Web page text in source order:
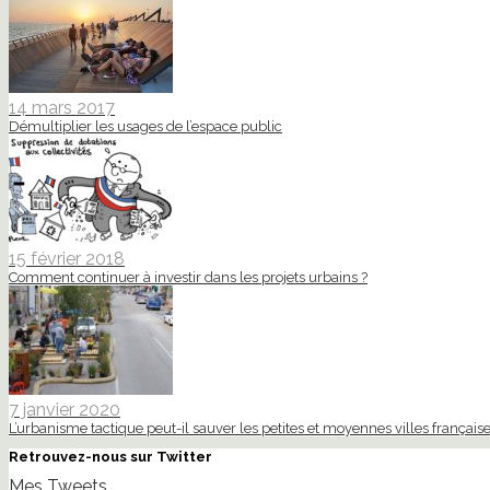
14 mars 2017
Démultiplier les usages de l’espace public
15 février 2018
Comment continuer à investir dans les projets urbains ?
7 janvier 2020
L’urbanisme tactique peut-il sauver les petites et moyennes villes
Retrouvez-nous sur Twitter